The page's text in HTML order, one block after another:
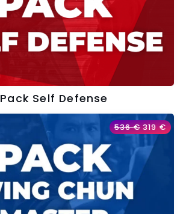
Pack Self Defense
536€ 319€